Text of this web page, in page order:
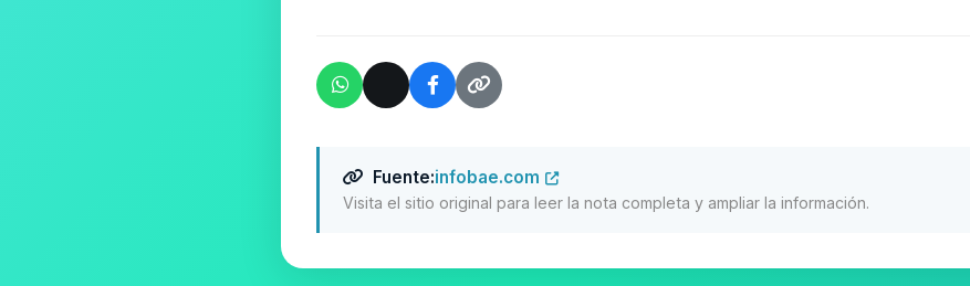
Fuente:infobae.com
Visita el sitio original para leer la nota completa y ampliar la información.